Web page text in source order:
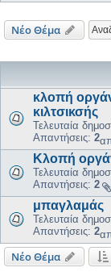
Νέο Θέμα
κλοπή
κιλτσικσής
Τελευταία
Απαντήσεις: 2
Κλοπή
Τελευταία
Απαντήσεις: 2
μπαγλαμάς
Τελευταία
Απαντήσεις: 2
Νέο Θέμα